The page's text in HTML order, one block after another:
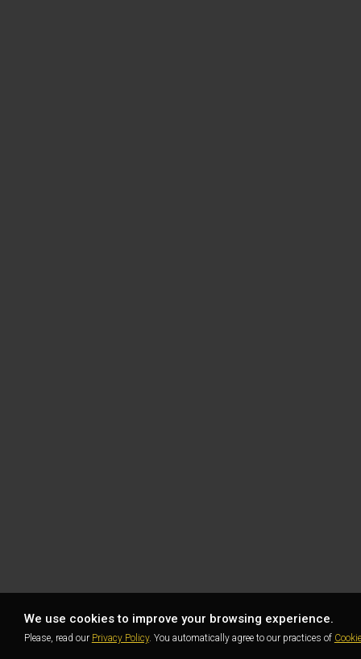
We use cookies to improve your browsing experience.
Please, read our Privacy Policy. You automatically agree to our practices of